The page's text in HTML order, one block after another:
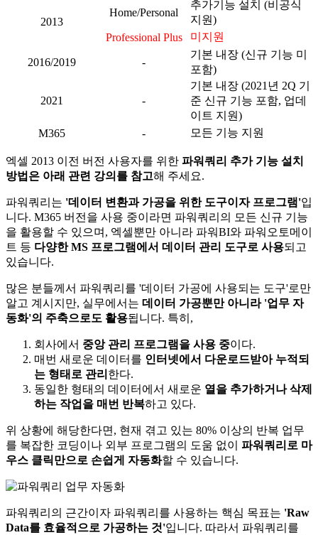
2013
Home/Personal
추가기능 설치 (비공식
지원)
Professional Plus
미지원
2016/2019 -
기본 내장 (신규 기능 미
포함)
2021 -
기본 내장 (2021년 2Q 기
준 신규 기능 포함, 업데
이트 지원)
M365
- 모든 기능 지원
엑셀 2013 이전 버전 사용자를 위한 파워쿼리 추가 기능 설치
방법은 아래 관련 강의를 참고해 주세요.
파워쿼리는 '데이터 변환과 가공을 위한 도구이자 프로그램'입
니다. M365 버전을 사용 중이라면 파워쿼리의 모든 신규 기능
을 활용할 수 있으며, 엑셀뿐만 아니라 파워BI와 파워오토메이
트 등 다양한 MS 프로그램에서 데이터 관리 도구로 사용되고
있습니다.
많은 분들께서 파워쿼리를 '데이터 가공에 사용되는 도구'로만
알고 계시지만, 실무에서는 데이터 가공뿐만 아니라 '업무 자
동화'의 주축으로도 활용됩니다. 특히,
회사에서 중앙 관리 프로그램을 사용 중이다.
매번 새로운 데이터를 인터넷에서 다운로드받아 누적되
는 형태로 관리 한다.
동일한 형태의 데이터에서 새로운 열을 추가하거나 삭제
하는 작업을 매번 반복하고 있다.
위 상황에 해당한다면, 현재 겪고 있는 80% 이상의 반복 업무
를 복잡한 코딩이나 외부 프로그램의 도움 없이 파워쿼리로 마
우스 클릭만으로 손쉽게 자동화할 수 있습니다.
파워쿼리의 근간이자 파워쿼리를 사용하는 핵심 목표는 'Raw
Data를 효율적으로 가공하는 것'입니다. 따라서 파워쿼리를